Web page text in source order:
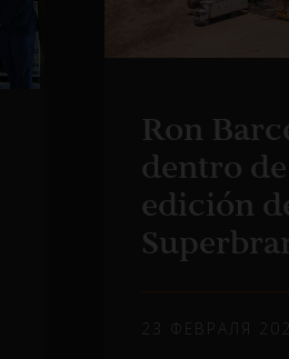
Ron
dentro
edición
23 ФЕВРАЛЯ